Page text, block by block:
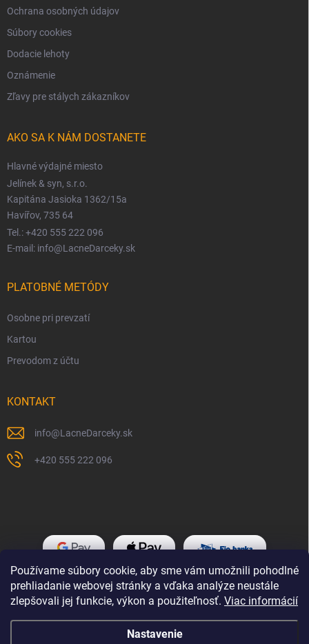
Používame súbory cookie, aby sme vám umožnili pohodlné
prehliadanie webovej stránky a vďaka analýze neustále
zlepšovali jej funkcie, výkon a použiteľnosť. Viac informácií
Nastavenie
Ochrana osobných údajov
Súbory cookies
Dodacie lehoty
Oznámenie
Zľavy pre stálych zákazníkov
AKO SA K NÁM DOSTANETE
Hlavné výdajné miesto
Jelínek & syn, s.r.o.
Kapitána Jasioka 1362/15a
Havířov, 735 64
Tel.: +420 555 222 096
E-mail: info@LacneDarceky.sk
PLATOBNÉ METÓDY
Osobne pri prevzatí
Kartou
Prevodom z účtu
KONTAKT
info@LacneDarceky.sk
+420 555 222 096